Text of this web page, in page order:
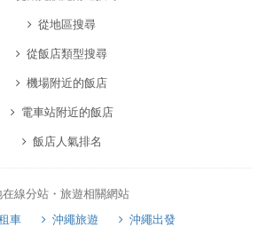
從地區搜尋
從飯店類型搜尋
機場附近的飯店
電車站附近的飯店
飯店人氣排名
線分站・旅遊相關網站
車 沖繩旅遊
沖繩出發